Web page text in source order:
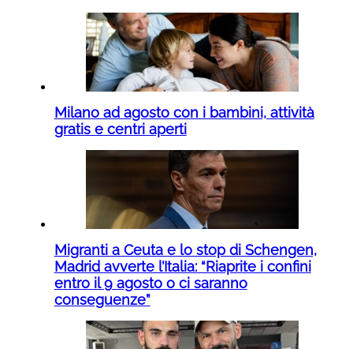
Milano ad agosto con i bambini, attività
gratis e centri aperti
Migranti a Ceuta e lo stop di Schengen,
Madrid avverte l’Italia: “Riaprite i confini
entro il 9 agosto o ci saranno
conseguenze”